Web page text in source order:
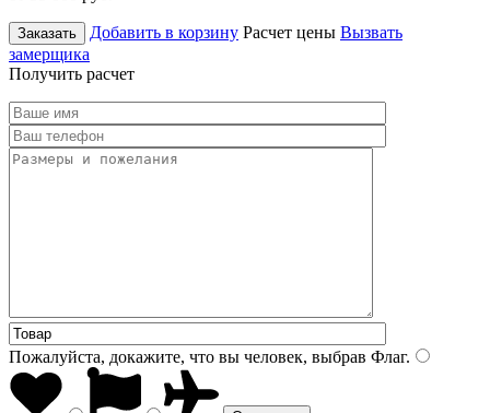
Заказать Добавить в корзину Расчет цены Вызвать
замерщика
Получить расчет
Пожалуйста, докажите, что вы человек, выбрав Флаг.